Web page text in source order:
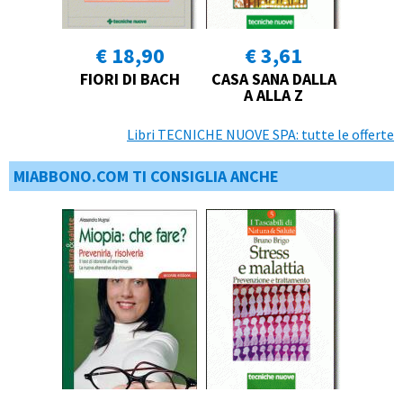
€ 18,90
FIORI DI BACH
€ 3,61
CASA SANA DALLA
A ALLA Z
Libri TECNICHE NUOVE SPA: tutte le offerte
MIABBONO.COM TI CONSIGLIA ANCHE